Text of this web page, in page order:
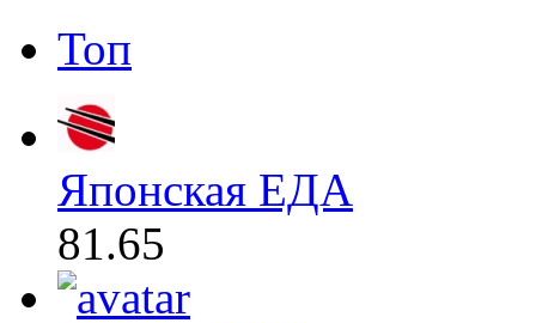
Топ
Японская ЕДА
81.65